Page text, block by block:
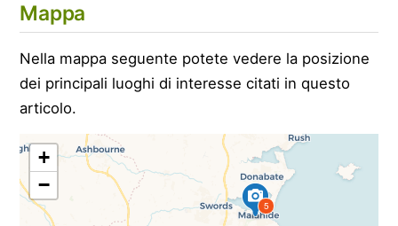
Mappa
Nella mappa seguente potete vedere la posizione
dei principali luoghi di interesse citati in questo
articolo.
5
+
−